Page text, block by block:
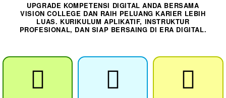
UPGRADE KOMPETENSI DIGITAL ANDA BERSAMA
VISION COLLEGE DAN RAIH PELUANG KARIER LEBIH
LUAS. KURIKULUM APLIKATIF, INSTRUKTUR
PROFESIONAL, DAN SIAP BERSAING DI ERA DIGITAL.